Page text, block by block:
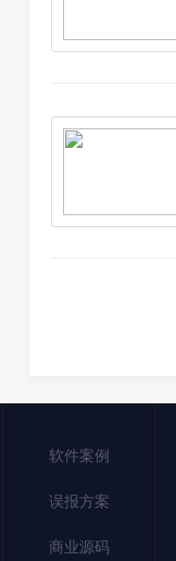
软件案例
误报方案
商业源码